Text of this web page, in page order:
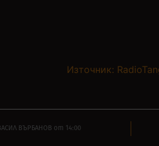
Източник:
ВЪРБАНОВ от 14:00